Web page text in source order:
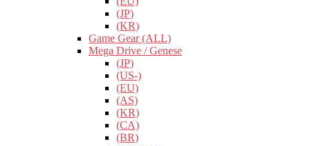
(JP)
(KR)
Game Gear (ALL)
Mega Drive / Genese
(JP)
(US-)
(EU)
(AS)
(KR)
(CA)
(BR)